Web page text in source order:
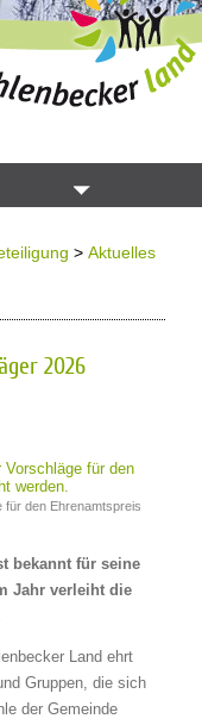
>Aktuelles
2026
für den Ehrenamtspreis
bekannt für seine
Jahr verleiht die
Land ehrt
Gruppen, die sich
der Gemeinde